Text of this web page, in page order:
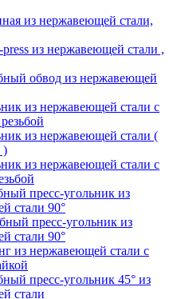
из нержавеющей стали,
из нержавеющей стали ,
обвод из нержавеющей
из нержавеющей стали с
из нержавеющей стали (
)
из нержавеющей стали с
пресс-угольник из
стали 90°
пресс-угольник из
стали 90°
из нержавеющей стали с
пресс-угольник 45° из
стали